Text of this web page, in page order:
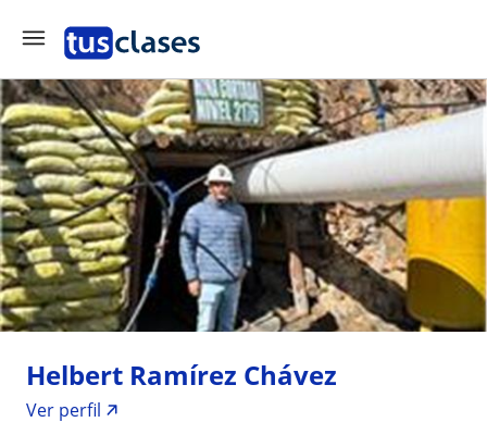
Helbert Ramírez Chávez
Ver perfil